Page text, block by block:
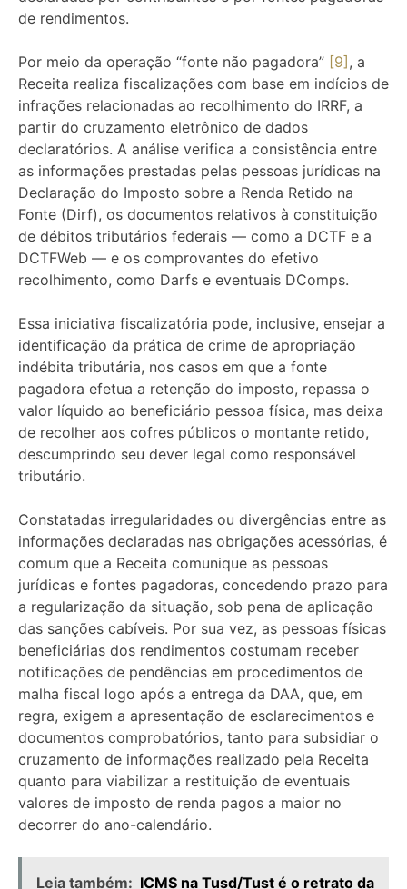
de rendimentos.
Por meio da operação “fonte não pagadora” [9], a
Receita realiza fiscalizações com base em indícios de
infrações relacionadas ao recolhimento do IRRF, a
partir do cruzamento eletrônico de dados
declaratórios. A análise verifica a consistência entre
as informações prestadas pelas pessoas jurídicas na
Declaração do Imposto sobre a Renda Retido na
Fonte (Dirf), os documentos relativos à constituição
de débitos tributários federais — como a DCTF e a
DCTFWeb — e os comprovantes do efetivo
recolhimento, como Darfs e eventuais DComps.
Essa iniciativa fiscalizatória pode, inclusive, ensejar a
identificação da prática de crime de apropriação
indébita tributária, nos casos em que a fonte
pagadora efetua a retenção do imposto, repassa o
valor líquido ao beneficiário pessoa física, mas deixa
de recolher aos cofres públicos o montante retido,
descumprindo seu dever legal como responsável
tributário.
Constatadas irregularidades ou divergências entre as
informações declaradas nas obrigações acessórias, é
comum que a Receita comunique as pessoas
jurídicas e fontes pagadoras, concedendo prazo para
a regularização da situação, sob pena de aplicação
das sanções cabíveis. Por sua vez, as pessoas físicas
beneficiárias dos rendimentos costumam receber
notificações de pendências em procedimentos de
malha fiscal logo após a entrega da DAA, que, em
regra, exigem a apresentação de esclarecimentos e
documentos comprobatórios, tanto para subsidiar o
cruzamento de informações realizado pela Receita
quanto para viabilizar a restituição de eventuais
valores de imposto de renda pagos a maior no
decorrer do ano-calendário.
Leia também: ICMS na Tusd/Tust é o retrato da